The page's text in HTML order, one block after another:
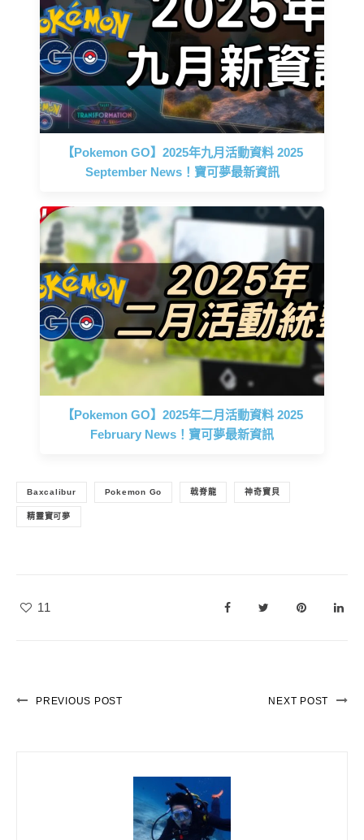
【Pokemon GO】2025年九月活動資料 2025
September News！寶可夢最新資訊
【Pokemon GO】2025年二月活動資料 2025
February News！寶可夢最新資訊
Baxcalibur Pokemon Go 戟脊龍 神奇寶貝
精靈寶可夢
11
PREVIOUS POST NEXT POST